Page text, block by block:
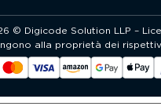
© Digicode Solution LLP –
alla proprietà dei